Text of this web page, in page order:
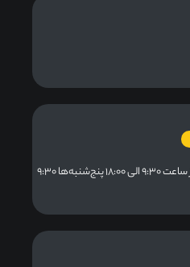
شنبه تا چهارشنبه از ساعت ۹:۳۰ الی ۱۸:۰۰ پنج‌شنبه‌ها ۹:۳۰